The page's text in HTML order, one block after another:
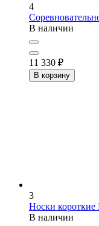
4
В наличии
11 330 ₽
В корзину
3
Носки короткие
В наличии